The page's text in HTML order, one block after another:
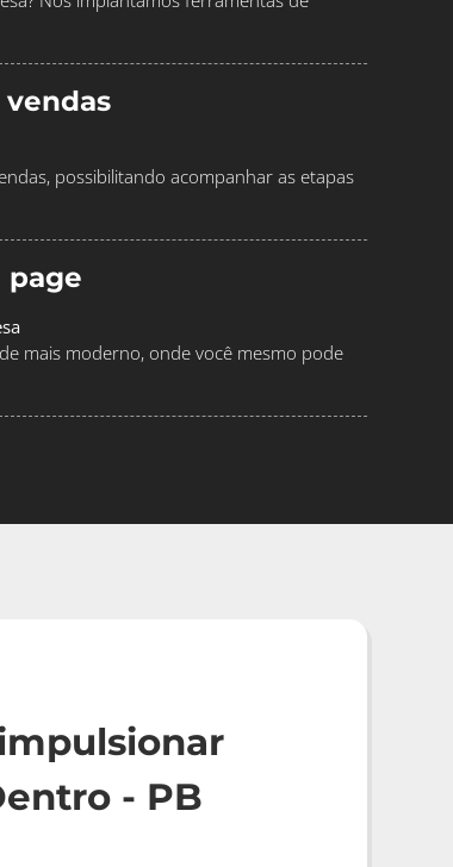
possibilitando acompanhar as etapas
page
mais moderno, onde você mesmo pode
- PB